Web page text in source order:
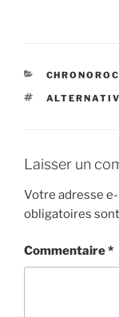
ÉTIQUETTES
Laisser un
Votre adresse
obligatoires
Commentaire*